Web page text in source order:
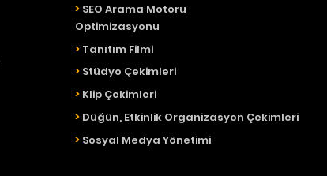
> SEO Arama Motoru
Optimizasyonu
> Tanıtım Filmi
> Stüdyo Çekimleri
> Klip Çekimleri
> Düğün, Etkinlik Organizasyon Çekimleri
> Sosyal Medya Yönetimi